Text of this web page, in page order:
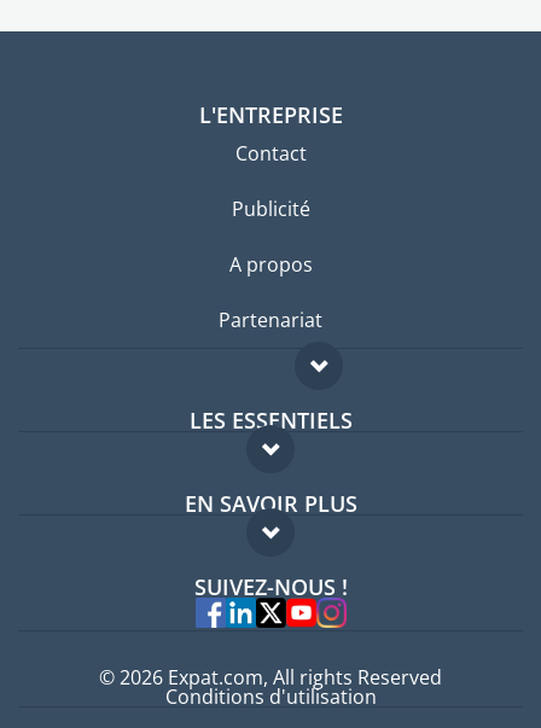
L'ENTREPRISE
Contact
Publicité
A propos
Partenariat
LES ESSENTIELS
Forum expatriés
Guides pays
EN SAVOIR PLUS
FAQ
Experts
SUIVEZ-NOUS !
© 2026 Expat.com, All rights Reserved
Conditions d'utilisation